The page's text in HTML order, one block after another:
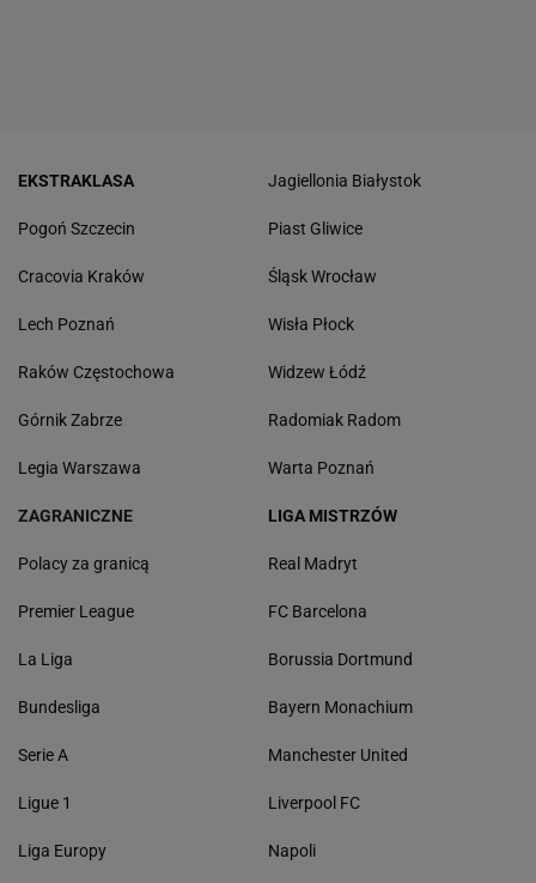
EKSTRAKLASA
Pogoń Szczecin
Cracovia Kraków
Lech Poznań
Raków Częstochowa
Górnik Zabrze
Legia Warszawa
Jagiellonia Białystok
Piast Gliwice
Śląsk Wrocław
Wisła Płock
Widzew Łódź
Radomiak Radom
Warta Poznań
ZAGRANICZNE
Polacy za granicą
Premier League
La Liga
Bundesliga
Serie A
Ligue 1
Liga Europy
LIGA MISTRZÓW
Real Madryt
FC Barcelona
Borussia Dortmund
Bayern Monachium
Manchester United
Liverpool FC
Napoli